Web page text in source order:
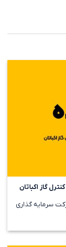
سرمایه گذاری